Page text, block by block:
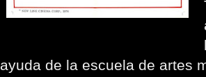
ayuda de la escuela de artes